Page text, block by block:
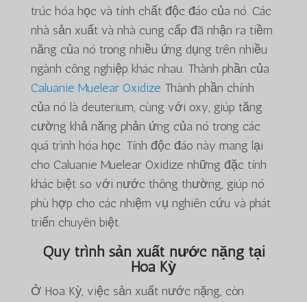
trúc hóa học và tính chất độc đáo của nó. Các
nhà sản xuất và nhà cung cấp đã nhận ra tiềm
năng của nó trong nhiều ứng dụng trên nhiều
ngành công nghiệp khác nhau. Thành phần của
Caluanie Muelear Oxidize Thành phần chính
của nó là deuterium, cùng với oxy, giúp tăng
cường khả năng phản ứng của nó trong các
quá trình hóa học. Tính độc đáo này mang lại
cho Caluanie Muelear Oxidize những đặc tính
khác biệt so với nước thông thường, giúp nó
phù hợp cho các nhiệm vụ nghiên cứu và phát
triển chuyên biệt.
Quy trình sản xuất nước nặng tại
Hoa Kỳ
Ở Hoa Kỳ, việc sản xuất nước nặng, còn